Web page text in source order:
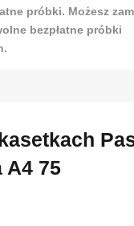
próbki. Możesz
bezpłatne próbki
A4 75